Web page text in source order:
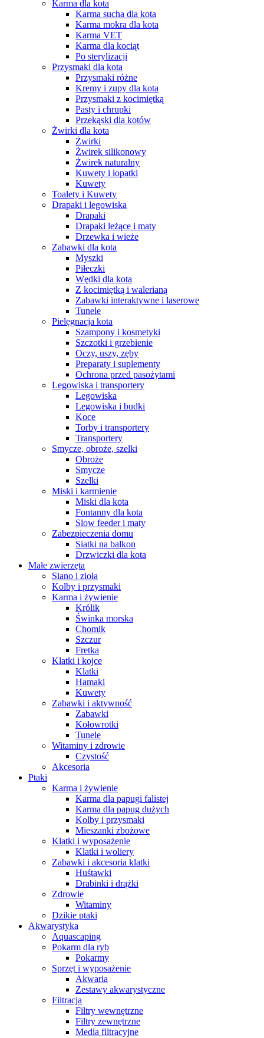
Karma dla kota
Karma sucha dla kota
Karma mokra dla kota
Karma VET
Karma dla kociąt
Po sterylizacji
Przysmaki dla kota
Przysmaki różne
Kremy i zupy dla kota
Przysmaki z kocimiętką
Pasty i chrupki
Przekąski dla kotów
Żwirki dla kota
Żwirki
Żwirek silikonowy
Żwirek naturalny
Kuwety i łopatki
Kuwety
Toalety i Kuwety
Drapaki i legowiska
Drapaki
Drapaki leżące i maty
Drzewka i wieże
Zabawki dla kota
Myszki
Piłeczki
Wędki dla kota
Z kocimiętką i walerianą
Zabawki interaktywne i laserowe
Tunele
Pielęgnacja kota
Szampony i kosmetyki
Szczotki i grzebienie
Oczy, uszy, zęby
Preparaty i suplementy
Ochrona przed pasożytami
Legowiska i transportery
Legowiska
Legowiska i budki
Koce
Torby i transportery
Transportery
Smycze, obroże, szelki
Obroże
Smycze
Szelki
Miski i karmienie
Miski dla kota
Fontanny dla kota
Slow feeder i maty
Zabezpieczenia domu
Siatki na balkon
Drzwiczki dla kota
Małe zwierzęta
Siano i zioła
Kolby i przysmaki
Karma i żywienie
Królik
Świnka morska
Chomik
Szczur
Fretka
Klatki i kojce
Klatki
Hamaki
Kuwety
Zabawki i aktywność
Zabawki
Kołowrotki
Tunele
Witaminy i zdrowie
Czystość
Akcesoria
Ptaki
Karma i żywienie
Karma dla papugi falistej
Karma dla papug dużych
Kolby i przysmaki
Mieszanki zbożowe
Klatki i wyposażenie
Klatki i woliery
Zabawki i akcesoria klatki
Huśtawki
Drabinki i drążki
Zdrowie
Witaminy
Dzikie ptaki
Akwarystyka
Aquascaping
Pokarm dla ryb
Pokarmy
Sprzęt i wyposażenie
Akwaria
Zestawy akwarystyczne
Filtracja
Filtry wewnętrzne
Filtry zewnętrzne
Media filtracyjne